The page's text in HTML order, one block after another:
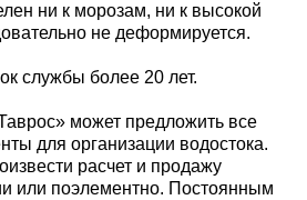
ни к морозам, ни к высокой
не деформируется.
службы более 20 лет.
может предложить все
для организации водостока.
расчет и продажу
или поэлементно. Постоянным